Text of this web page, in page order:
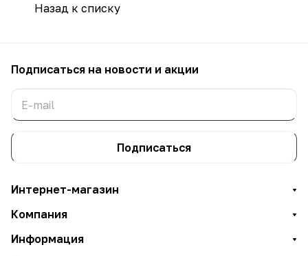
Назад к списку
Подписаться на новости и акции
Подписаться
Интернет-магазин
Компания
Информация